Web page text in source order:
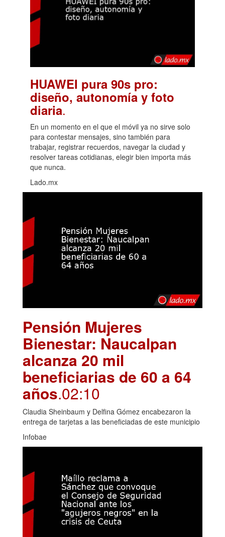
HUAWEI pura 90s pro:
diseño, autonomía y foto
diaria.
En un momento en el que el móvil ya no sirve solo
para contestar mensajes, sino también para
trabajar, registrar recuerdos, navegar la ciudad y
resolver tareas cotidianas, elegir bien importa más
que nunca.
Lado.mx
Pensión Mujeres
Bienestar: Naucalpan
alcanza 20 mil
beneficiarias de 60 a 64
años.02:10
Claudia Sheinbaum y Delfina Gómez encabezaron la
entrega de tarjetas a las beneficiadas de este municipio
Infobae